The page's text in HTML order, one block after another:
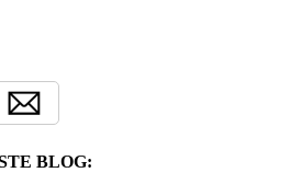
BLOG: